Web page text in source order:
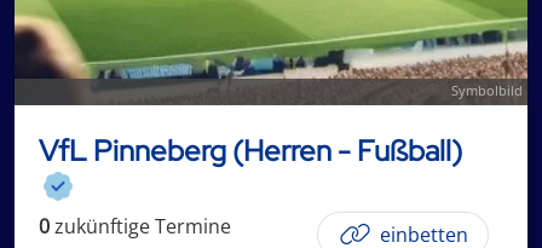
Symbolbild
VfL Pinneberg (Herren - Fußball)
0zukünftigeTermine einbetten